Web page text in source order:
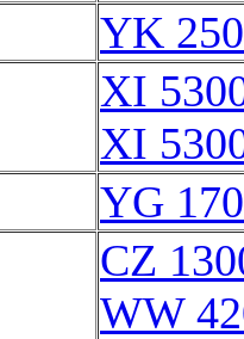
YK
XI
XI
YG
CZ
WW